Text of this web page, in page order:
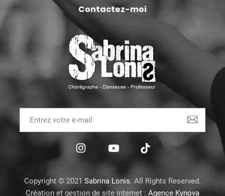
Contactez-moi
Copyright © 2021 Sabrina Lonis. All Rights Reserved.
Création et gestion de site internet : Agence Kynova